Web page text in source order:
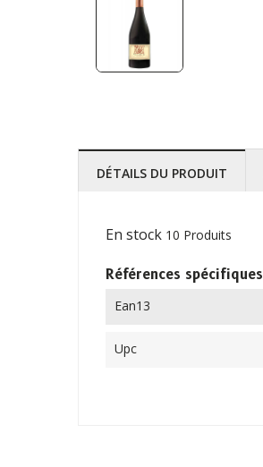
DÉTAILS DU PRODUIT
En stock 10 Produits
Références spécifiques
Ean13
Upc